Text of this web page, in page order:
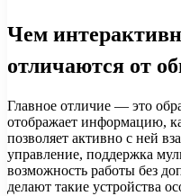
Чем
отличаются от
Главное отличие — это
отображает информацию,
позволяет активно с ней
управление, поддержка
возможность работы без
делают такие устройства